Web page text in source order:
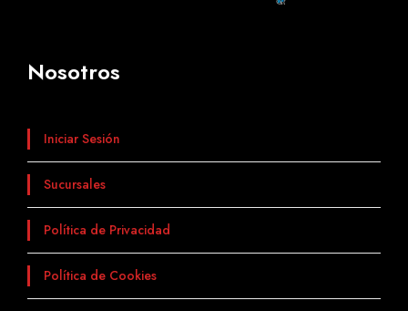
Nosotros
Iniciar Sesión
Sucursales
Política de Privacidad
Política de Cookies